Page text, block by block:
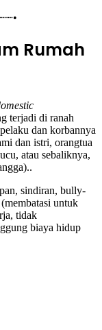
Rumah
terjadi di ranah
dan korbannya
dan istri, orangtua
atau sebaliknya,
sindiran, bully-
untuk
tidak
biaya hidup